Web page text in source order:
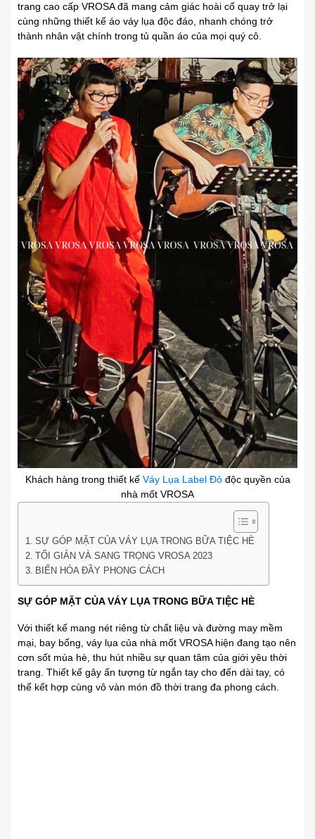
trang cao cấp VROSA đã mang cảm giác hoài cổ quay trở lại
cùng những thiết kế áo váy lụa độc đáo, nhanh chóng trở
thành nhân vật chính trong tủ quần áo của mọi quý cô.
Khách hàng trong thiết kế Váy Lụa Label Đỏđộc quyền của
nhà mốt VROSA
SỰ GÓP MẶT CỦA VÁY LỤA TRONG BỮA TIỆC HÈ
TỐI GIẢN VÀ SANG TRỌNG VROSA 2023
BIẾN HÓA ĐẦY PHONG CÁCH
SỰ GÓP MẶT CỦA VÁY LỤA TRONG BỮA TIỆC HÈ
Với thiết kế mang nét riêng từ chất liệu và đường may mềm
mại, bay bổng, váy lụa của nhà mốt VROSA hiện đang tạo nên
cơn sốt mùa hè, thu hút nhiều sự quan tâm của giới yêu thời
trang. Thiết kế gây ấn tượng từ ngắn tay cho đến dài tay, có
thể kết hợp cùng vô vàn món đồ thời trang đa phong cách.